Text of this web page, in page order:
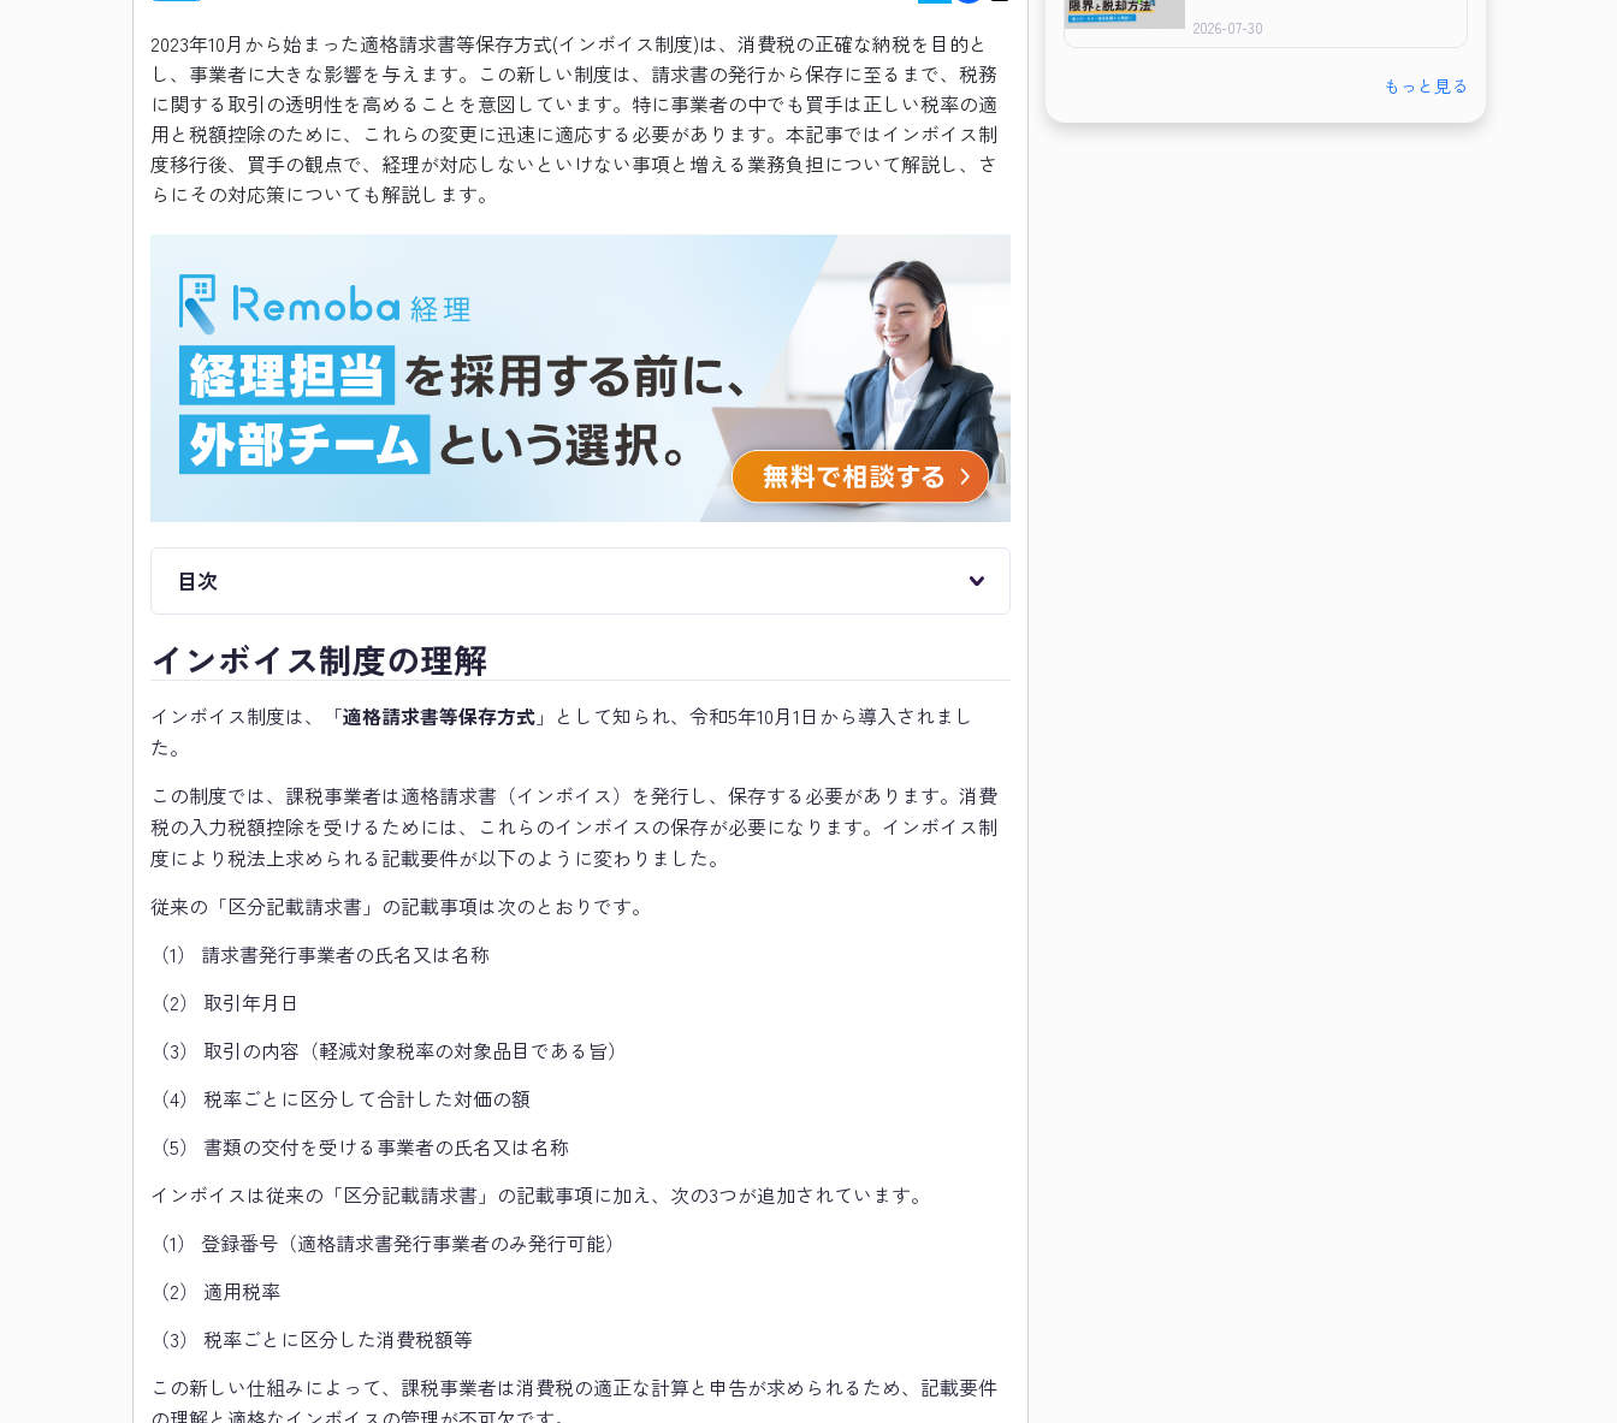
2026-07-30
もっと見る
2023年10月から始まった適格請求書等保存方式(インボイス制度)は、消費税の正確な納税を目的と
し、事業者に大きな影響を与えます。この新しい制度は、請求書の発行から保存に至るまで、税務
に関する取引の透明性を高めることを意図しています。特に事業者の中でも買手は正しい税率の適
用と税額控除のために、これらの変更に迅速に適応する必要があります。本記事ではインボイス制
度移行後、買手の観点で、経理が対応しないといけない事項と増える業務負担について解説し、さ
らにその対応策についても解説します。
目次
インボイス制度の理解
インボイス制度は、「適格請求書等保存方式」として知られ、令和5年10月1日から導入されまし
た。
この制度では、課税事業者は適格請求書（インボイス）を発行し、保存する必要があります。消費
税の入力税額控除を受けるためには、これらのインボイスの保存が必要になります。インボイス制
度により税法上求められる記載要件が以下のように変わりました。
従来の「区分記載請求書」の記載事項は次のとおりです。
（1） 請求書発行事業者の氏名又は名称
（2） 取引年月日
（3） 取引の内容（軽減対象税率の対象品目である旨）
（4） 税率ごとに区分して合計した対価の額
（5） 書類の交付を受ける事業者の氏名又は名称
インボイスは従来の「区分記載請求書」の記載事項に加え、次の3つが追加されています。
（1） 登録番号（適格請求書発行事業者のみ発行可能）
（2） 適用税率
（3） 税率ごとに区分した消費税額等
この新しい仕組みによって、課税事業者は消費税の適正な計算と申告が求められるため、記載要件